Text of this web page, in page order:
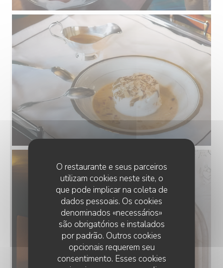
O restaurante e seus parceiros
utilizam cookies neste site, o
que pode implicar na coleta de
dados pessoais. Os cookies
denominados «necessários»
são obrigatórios e instalados
por padrão. Outros cookies
opcionais requerem seu
consentimento. Esses cookies